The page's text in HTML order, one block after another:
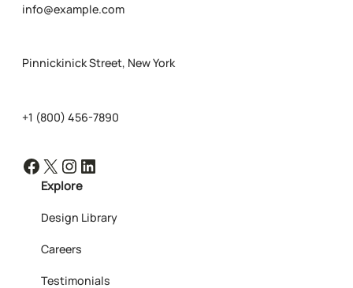
info@example.com
Pinnickinick Street, New York
+1 (800) 456-7890
Facebook X Instagram LinkedIn
Explore
Design Library
Careers
Testimonials